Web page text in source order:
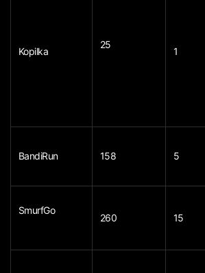
Kopilka
25
1
BandiRun 158 5
SmurfGo
260 15